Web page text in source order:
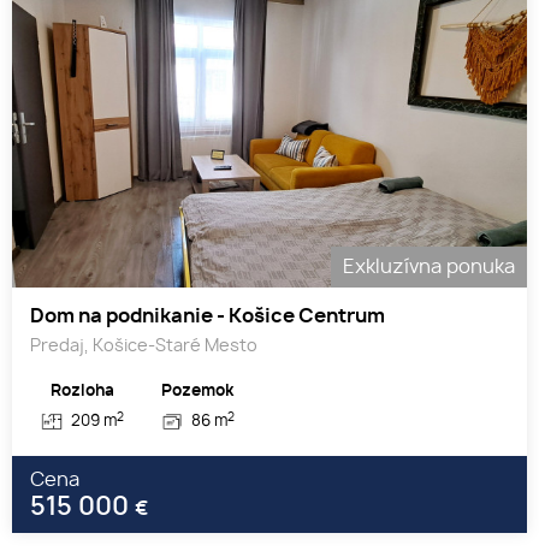
Exkluzívna ponuka
Dom na podnikanie - Košice Centrum
Predaj, Košice-Staré Mesto
Rozloha
209 m2
Pozemok
86 m2
Cena
515 000 €